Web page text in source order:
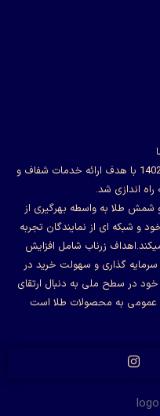
زرناب تجارت رادین(رادین شمش) در سال 1402 با هدف ارائه خدمات شفاف و
اندازی شد.
طلا به واسطه بهرگیری از
و شبکه ای از نمایندگان تجربه
زرناب شامل افزایش
سرمایه گذاری و سهولت خرید در
در سطح ملی به دنبال ارتقای
عمومی به محصولات طلا است